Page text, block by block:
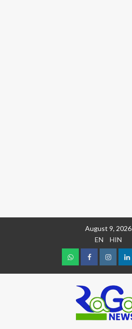
August 9, 2026
EN
HIN